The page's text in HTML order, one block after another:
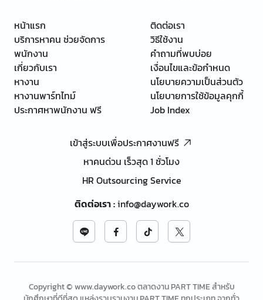
หน้าแรก
บริการหาคน ช่วยจัดการ
พนักงาน
เกี่ยวกับเรา
หางาน
หางานพาร์ทไทม์
ประกาศหาพนักงาน ฟรี
ติดต่อเรา
วิธีใช้งาน
คำถามที่พบบ่อย
เงื่อนไขและข้อกำหนด
นโยบายความเป็นส่วนตัว
นโยบายการใช้ข้อมูลคุกกี้
Job Index
เข้าสู่ระบบเพื่อประกาศงานฟรี
หาคนด่วน เร็วสุด 1 ชั่วโมง
HR Outsourcing Service
ติดต่อเรา:info@daywork.co
Copyright © www.daywork.co ตลาดงาน PART TIME สำหรับ